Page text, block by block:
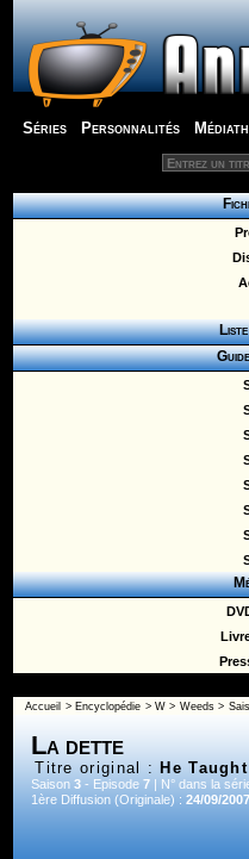
Séries Personnalités
Liste
Guide
Accueil > Encyclopédie >W > Weeds>
La dette
Titre original : He
Saison3 - Episode7 | N° dans la
1ère Diffusion (Originale) :24/09/2007